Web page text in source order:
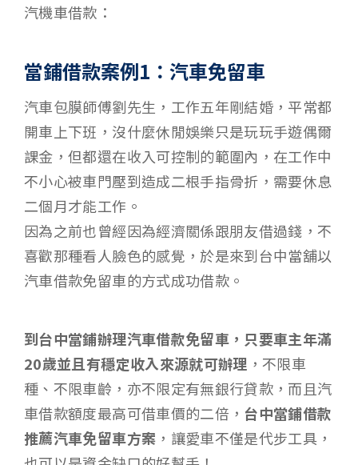
汽機車借款：
當鋪借款案例1：汽車免留車
汽車包膜師傅劉先生，工作五年剛結婚，平常都
開車上下班，沒什麼休閒娛樂只是玩玩手遊偶爾
課金，但都還在收入可控制的範圍內，在工作中
不小心被車門壓到造成二根手指骨折，需要休息
二個月才能工作。
因為之前也曾經因為經濟關係跟朋友借過錢，不
喜歡那種看人臉色的感覺，於是來到台中當舖以
汽車借款免留車的方式成功借款。
到台中當鋪辦理汽車借款免留車，只要車主年滿
20歲並且有穩定收入來源就可辦理 ，不限車
種、不限車齡，亦不限定有無銀行貸款，而且汽
車借款額度最高可借車價的二倍， 台中當鋪借款
推薦汽車免留車方案 ，讓愛車不僅是代步工具，